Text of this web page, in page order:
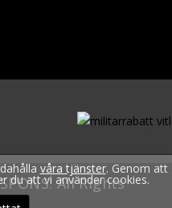
All Rights
våra tjänster. Genom att
du att vi använder cookies.